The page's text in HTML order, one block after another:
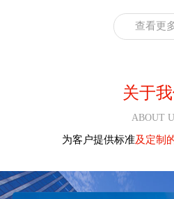
1 2 3
查看更
关于
ABOUT
为客户提供标准及定制